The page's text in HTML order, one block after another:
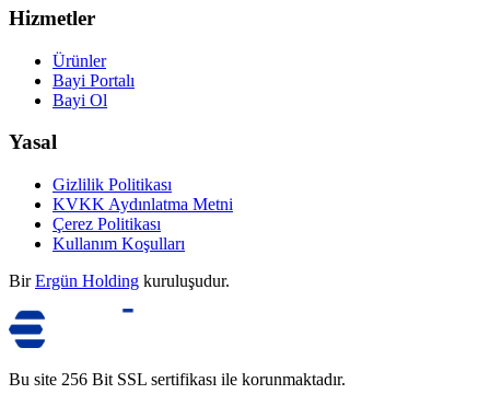
Hizmetler
Ürünler
Bayi Portalı
Bayi Ol
Yasal
Gizlilik Politikası
KVKK Aydınlatma Metni
Çerez Politikası
Kullanım Koşulları
Bir Ergün Holding kuruluşudur.
Bu site 256 Bit SSL sertifikası ile korunmaktadır.